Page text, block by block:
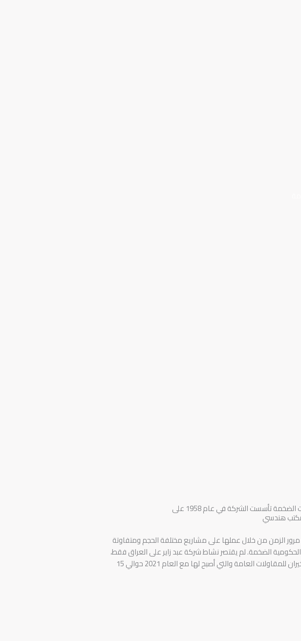
شركة رائدة في مجال البناء والانشاءات وإدارة مشاريع المقاولات الضخمة تأسست الشركة في عام 1958 على
هندسي
الزمن من خلال عملها على مشاريع مختلفة الحجم ومتفاوتة
الضخمة. لم يقتصر نشاط شركة عبد زاير على العراق فقط،
بل امتد الى خارجه، حيث تم إعادة تأسيس مجموعة شركات عبد زاير تحت اسم شركة الخيران للمقاولات العامة والتي أصبح لها مع العام 2021 حوالي 15